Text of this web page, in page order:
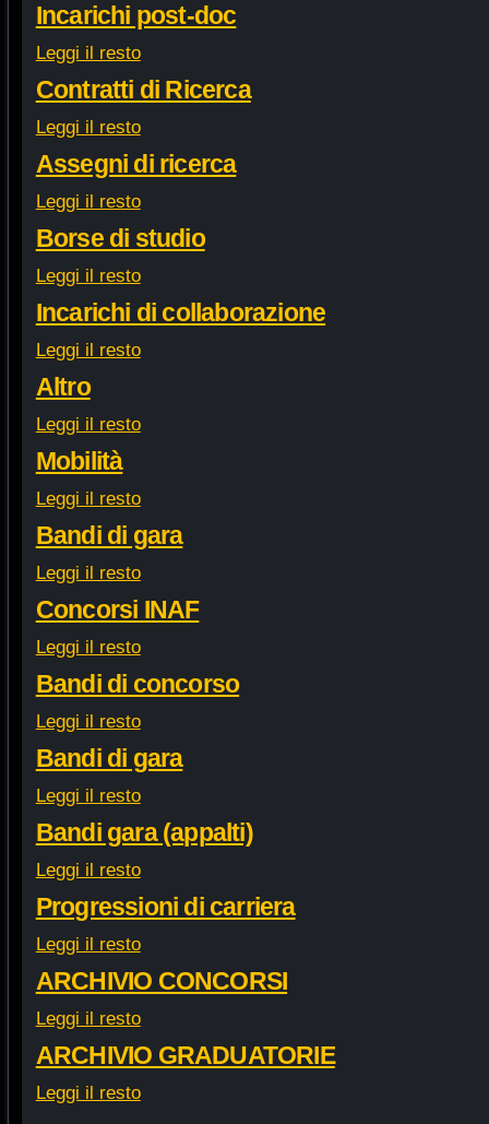
Incarichi post-doc
Leggi il resto
Contratti di Ricerca
Leggi il resto
Assegni di ricerca
Leggi il resto
Borse di studio
Leggi il resto
Incarichi di collaborazione
Leggi il resto
Altro
Leggi il resto
Mobilità
Leggi il resto
Bandi di gara
Leggi il resto
Concorsi INAF
Leggi il resto
Bandi di concorso
Leggi il resto
Bandi di gara
Leggi il resto
Bandi gara (appalti)
Leggi il resto
Progressioni di carriera
Leggi il resto
ARCHIVIO CONCORSI
Leggi il resto
ARCHIVIO GRADUATORIE
Leggi il resto